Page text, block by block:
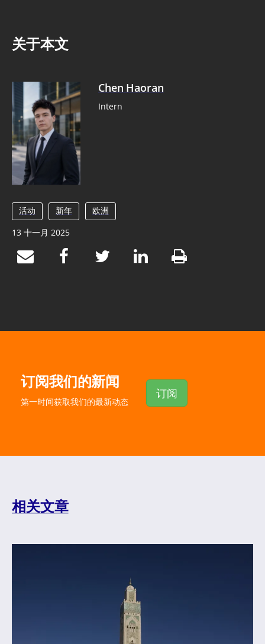
关于本文
Chen Haoran
Intern
活动 新年
欧洲
13 十一月 2025
订阅我们的新闻
第一时间获取我们的最新动态
订阅
相关文章